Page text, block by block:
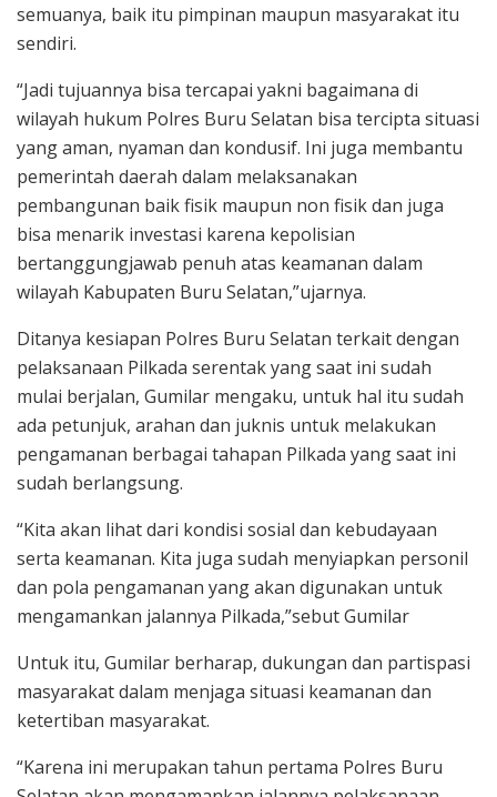
semuanya, baik itu pimpinan maupun masyarakat itu
sendiri.
“Jadi tujuannya bisa tercapai yakni bagaimana di
wilayah hukum Polres Buru Selatan bisa tercipta situasi
yang aman, nyaman dan kondusif. Ini juga membantu
pemerintah daerah dalam melaksanakan
pembangunan baik fisik maupun non fisik dan juga
bisa menarik investasi karena kepolisian
bertanggungjawab penuh atas keamanan dalam
wilayah Kabupaten Buru Selatan,”ujarnya.
Ditanya kesiapan Polres Buru Selatan terkait dengan
pelaksanaan Pilkada serentak yang saat ini sudah
mulai berjalan, Gumilar mengaku, untuk hal itu sudah
ada petunjuk, arahan dan juknis untuk melakukan
pengamanan berbagai tahapan Pilkada yang saat ini
sudah berlangsung.
“Kita akan lihat dari kondisi sosial dan kebudayaan
serta keamanan. Kita juga sudah menyiapkan personil
dan pola pengamanan yang akan digunakan untuk
mengamankan jalannya Pilkada,”sebut Gumilar
Untuk itu, Gumilar berharap, dukungan dan partispasi
masyarakat dalam menjaga situasi keamanan dan
ketertiban masyarakat.
“Karena ini merupakan tahun pertama Polres Buru